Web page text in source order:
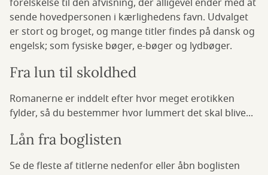
forelskelse til den afvisning, der alligevel ender med at
sende hovedpersonen i kærlighedens favn. Udvalget
er stort og broget, og mange titler findes på dansk og
engelsk; som fysiske bøger, e-bøger og lydbøger.
Fra lun til skoldhed
Romanerne er inddelt efter hvor meget erotikken
fylder, så du bestemmer hvor lummert det skal blive...
Lån fra boglisten
Se de fleste af titlerne nedenfor eller åbn boglisten